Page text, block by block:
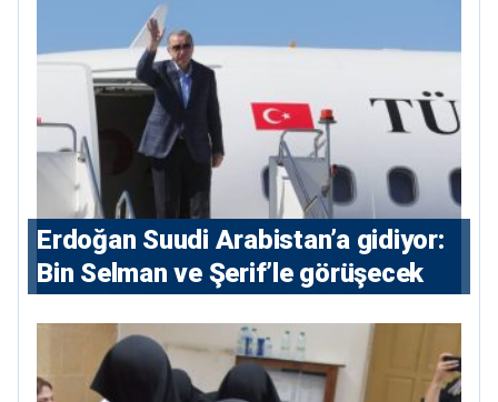
Erdoğan Suudi Arabistan’a gidiyor:
Bin Selman ve Şerif’le görüşecek